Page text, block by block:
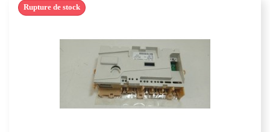
Rupture de stock